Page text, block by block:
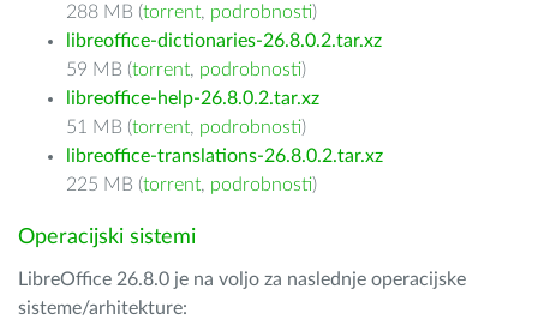
288 MB (torrent, podrobnosti)
libreoffice-dictionaries-26.8.0.2.tar.xz
59 MB (torrent, podrobnosti)
libreoffice-help-26.8.0.2.tar.xz
51 MB (torrent, podrobnosti)
libreoffice-translations-26.8.0.2.tar.xz
225 MB (torrent, podrobnosti)
Operacijski sistemi
LibreOffice 26.8.0 je na voljo za naslednje operacijske
sisteme/arhitekture: